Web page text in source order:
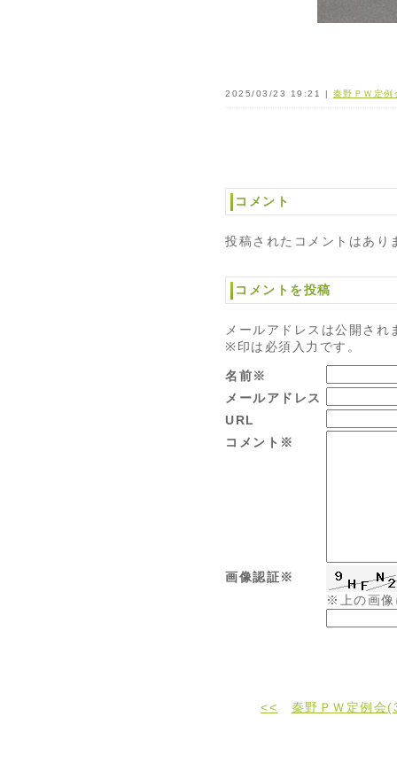
2025/03/23 19:21 | 秦野ＰＷ定例
コメント
投稿されたコメントはあり
コメントを投稿
メールアドレスは公開され
※印は必須入力です。
名前※
メールアドレス
URL
コメント※
画像認証※
※上の画像
<< 秦野ＰＷ定例会